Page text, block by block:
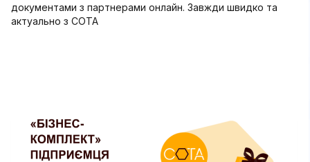
документами з партнерами онлайн. Завжди швидко та
актуально з СОТА